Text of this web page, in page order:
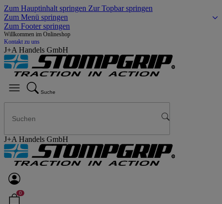
Zum Hauptinhalt springen Zur Topbar springen
Zum Menü springen
Zum Footer springen
Willkommen im Onlineshop
Kontakt zu uns
J+A Handels GmbH
Suche
J+A Handels GmbH
0